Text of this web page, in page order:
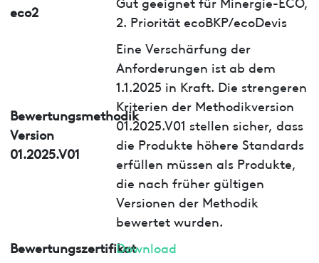
eco2
2. Priorität ecoBKP/ecoDevis
Bewertungsmethodik
Version
01.2025.V01
Eine Verschärfung der
Anforderungen ist ab dem
1.1.2025 in Kraft. Die strengeren
Kriterien der Methodikversion
01.2025.V01 stellen sicher, dass
die Produkte höhere Standards
erfüllen müssen als Produkte,
die nach früher gültigen
Versionen der Methodik
bewertet wurden.
BewertungszertifikatDownload